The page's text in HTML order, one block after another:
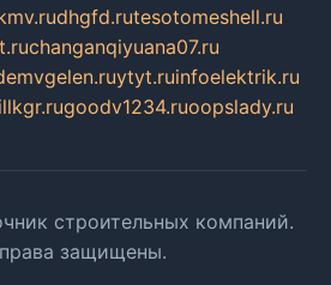
dhgfd.rutesotomeshell.ru
changanqiyuana07.ru
ytyt.ruinfoelektrik.ru
goodv1234.ruoopslady.ru
строительных компаний.
защищены.